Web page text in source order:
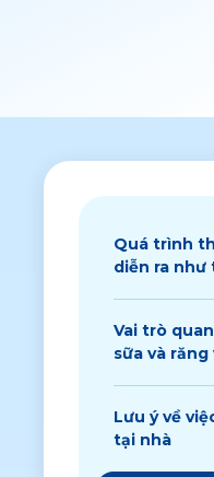
Quá trình
diễn ra như
Vai trò
sữa và răng
Lưu ý về
tại nhà